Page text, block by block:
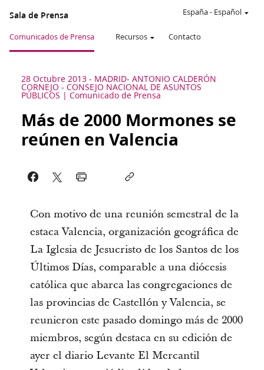
Sala de Prensa
Comunicados de Prensa Recursos Contacto
España- Español
28 Octubre 2013 - MADRID- ANTONIO CALDERÓN
CORNEJO - CONSEJO NACIONAL DE ASUNTOS
PÚBLICOS Comunicado de Prensa
Más de 2000 Mormones se
reúnen en Valencia
Con motivo de una reunión semestral de la
estaca Valencia, organización geográfica de
La Iglesia de Jesucristo de los Santos de los
Últimos Días, comparable a una diócesis
católica que abarca las congregaciones de
las provincias de Castellón y Valencia, se
reunieron este pasado domingo más de 2000
miembros, según destaca en su edición de
ayer el diario Levante El Mercantil